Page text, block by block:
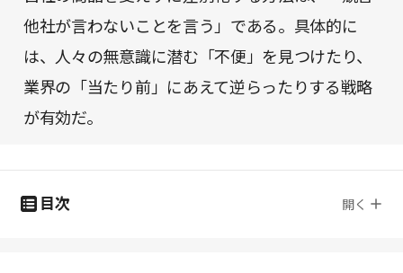
他社が言わないことを言う」である。具体的に
は、人々の無意識に潜む「不便」を見つけたり、
業界の「当たり前」にあえて逆らったりする戦略
が有効だ。
目次 開く